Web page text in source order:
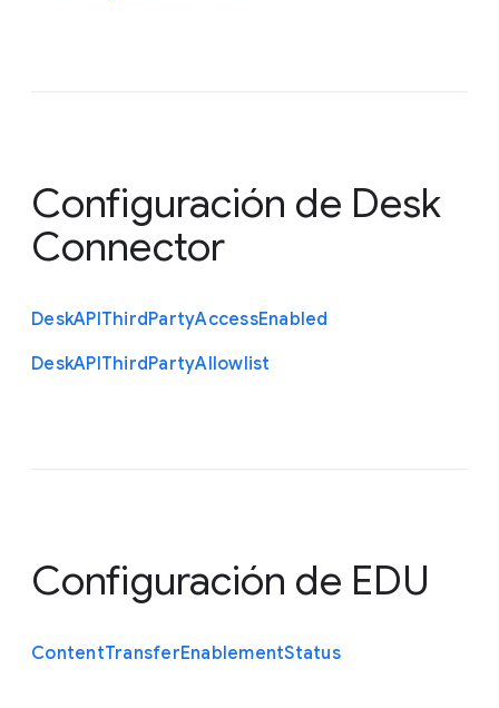
Configuración de Desk
Connector
DeskAPIThirdPartyAccessEnabled
DeskAPIThirdPartyAllowlist
Configuración de EDU
ContentTransferEnablementStatus